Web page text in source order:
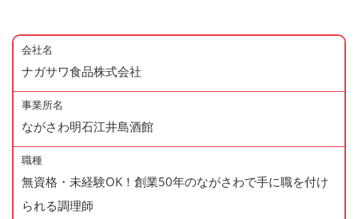
会社名
ナガサワ食品株式会社
事業所名
ながさわ明石江井島酒館
職種
無資格・未経験OK！創業50年のながさわで手に職を付け
られる調理師